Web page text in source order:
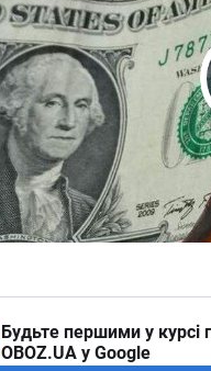
Будьте першими у курсі
OBOZ.UA у Google